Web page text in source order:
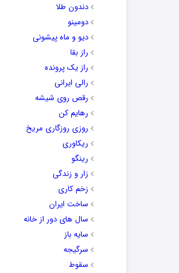
دندون طلا
دومینو
دیو و ماه پیشونی
راز بقا
راز یک پرونده
رالی ایرانی
رقص روی شیشه
رهایم کن
روزی روزگاری مریخ
ریکاوری
رینگو
زار و زندگی
زخم کاری
ساخت ایران
سال های دور از خانه
سایه باز
سرگیجه
سقوط